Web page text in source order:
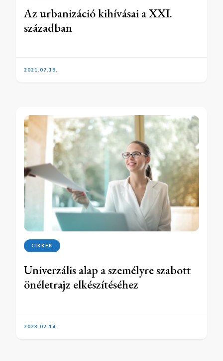
Az urbanizáció kihívásai a XXI.
században
2021.07.19.
CIKKEK
Univerzális alap a személyre szabott
önéletrajz elkészítéséhez
2023.02.14.